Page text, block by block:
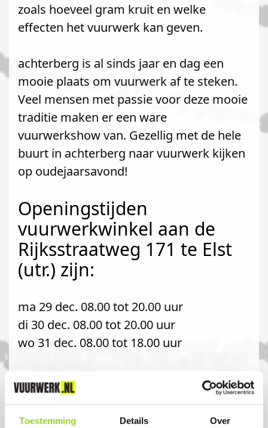
Toestemming Details Over
zoals hoeveel gram kruit en welke
effecten het vuurwerk kan geven.
achterberg is al sinds jaar en dag een
mooie plaats om vuurwerk af te steken.
Veel mensen met passie voor deze mooie
traditie maken er een ware
vuurwerkshow van. Gezellig met de hele
buurt in achterberg naar vuurwerk kijken
op oudejaarsavond!
Openingstijden
vuurwerkwinkel aan de
Rijksstraatweg 171 te Elst
(utr.) zijn:
ma 29 dec. 08.00 tot 20.00 uur
di 30 dec. 08.00 tot 20.00 uur
wo 31 dec. 08.00 tot 18.00 uur
Komt u uit achterberg?
Koop uw vuurwerk dan bij Hans Timmer